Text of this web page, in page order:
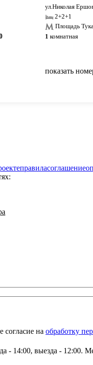
ул.Николая
2+2+1
Площадь
1 комнатная
показать
правиласоглашение
согласие на обработку
- 14:00, выезда - 12:00.